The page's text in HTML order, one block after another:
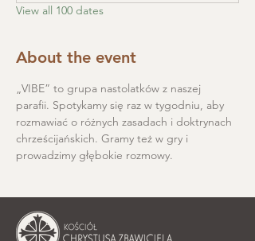
View all 100 dates
About the event
„VIBE” to grupa nastolatków z naszej
parafii. Spotykamy się raz w tygodniu, aby
rozmawiać o różnych zasadach i doktrynach
chrześcijańskich. Gramy też w gry i
prowadzimy głębokie rozmowy.